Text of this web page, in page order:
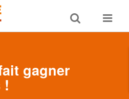
Toggle
search
Toggle
gagner
!